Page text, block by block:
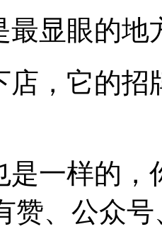
最显眼的
店，它的招
是一样的，
赞、公众